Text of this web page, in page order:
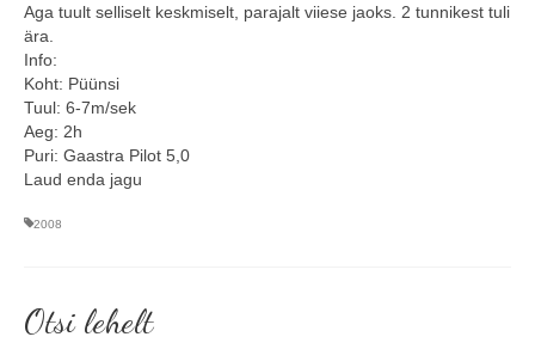
Tuleks veel
Personaalne koolitus
Toimunud reisid
Aga tuult selliselt keskmiselt, parajalt viiese jaoks. 2 tunnikest tuli
ära.
Info:
Koht: Püünsi
Tuul: 6-7m/sek
Aeg: 2h
Puri: Gaastra Pilot 5,0
Laud enda jagu
2008
Otsi lehelt